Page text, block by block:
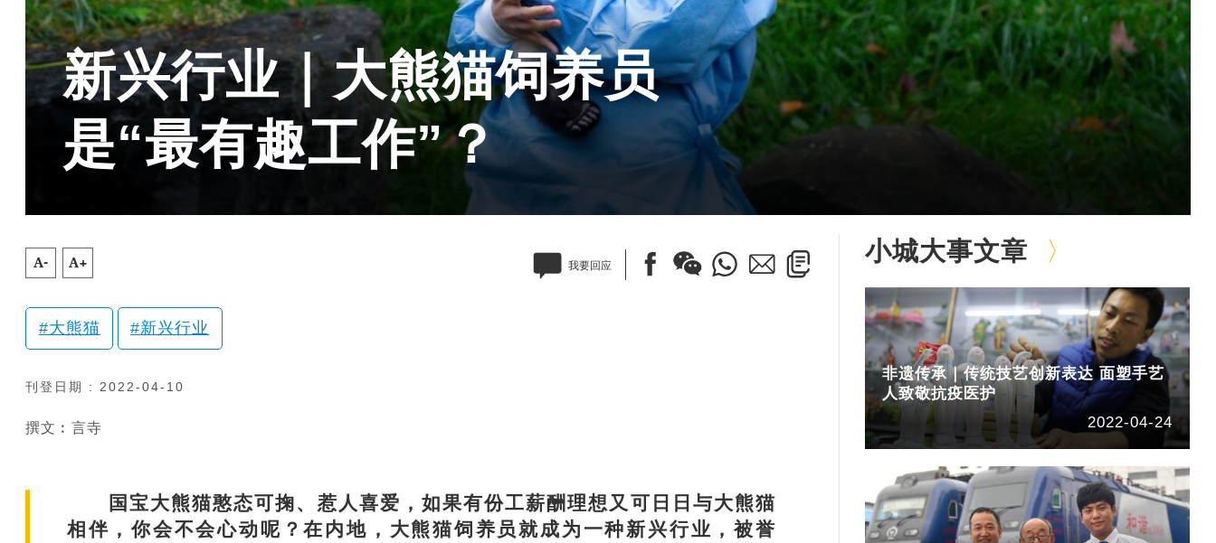
新兴行业｜大熊猫饲养员
是“最有趣工作”？
A- A+ 我要回应
大熊猫 新兴行业
刊登日期 : 2022-04-10
撰文︰言寺
国宝大熊猫憨态可掬、惹人喜爱，如果有份工薪酬理想又可日日与大熊猫
相伴，你会不会心动呢？在内地，大熊猫饲养员就成为一种新兴行业，被誉
小城大事文章
非遗传承｜传统技艺创新表达 面塑手艺
人致敬抗疫医护
2022-04-24